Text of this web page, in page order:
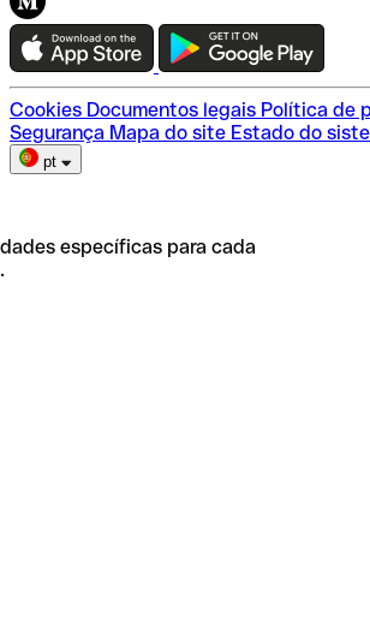
Teste a Qonto
Escolha do plano
Cookies Documentos legais Política de
Segurança Mapa do site Estado do
pt
específicas para cada